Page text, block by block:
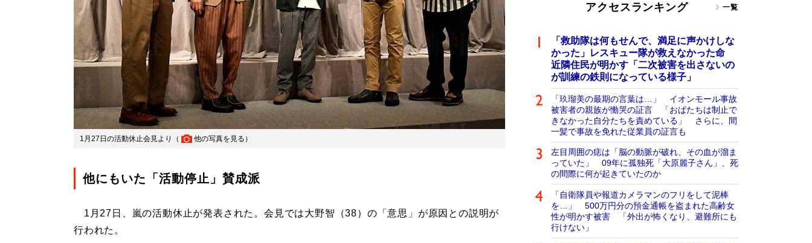
1月27日の活動休止会見より（ 他の写真を見る ）
他にもいた「活動停止」賛成派
1月27日、嵐の活動休止が発表された。会見では大野智（38）の「意思」が原因との説明が
行われた。
アクセスランキング 一覧
「救助隊は何もせんで、満足に声かけしな
かった」レスキュー隊が救えなかった命
近隣住民が明かす「二次被害を出さないの
が訓練の鉄則になっている様子」
「玖瑠美の最期の言葉は…」 イオンモール事故
被害者の親族が慟哭の証言 「おばたちは制止で
きなかった自分たちを責めている」 さらに、間
一髪で事故を免れた従業員の証言も
左目周囲の痣は「脳の動脈が破れ、その血が溜ま
っていた」 09年に孤独死「大原麗子さん」、死
の間際に何が起きていたのか
「自衛隊員や報道カメラマンのフリをして泥棒
を…」 500万円分の預金通帳を盗まれた高齢女
性が明かす被害 「外出が怖くなり、避難所にも
行けない」